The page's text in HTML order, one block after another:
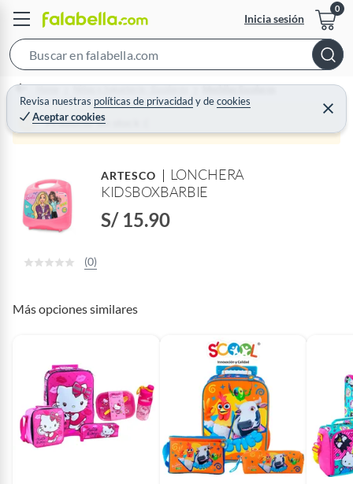
Inicia sesión
e
a
c
B
a
Revisa nuestras políticas de privacidadydecookies
Aceptar cookies
C
e
r
Home Niños y Juguetería - Escolares Mochilas Escolares
Producto sin stock :(
ARTESCO
LONCHERA
KIDSBOXBARBIE
S/ 15.90
(0)
Más opciones similares